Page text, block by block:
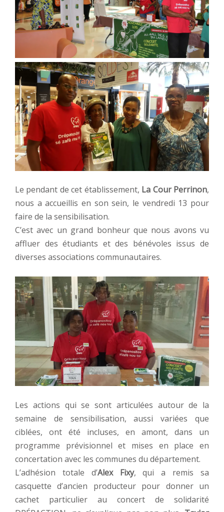
Le pendant de cet établissement, La Cour Perrinon,
nous a accueillis en son sein, le vendredi 13 pour
faire de la sensibilisation.
C’est avec un grand bonheur que nous avons vu
affluer des étudiants et des bénévoles issus de
diverses associations communautaires.
Les actions qui se sont articulées autour de la
semaine de sensibilisation, aussi variées que
ciblées, ont été incluses, en amont, dans un
programme prévisionnel et mises en place en
concertation avec les communes du département.
L’adhésion totale d’Alex Fixy, qui a remis sa
casquette d’ancien producteur pour donner un
cachet particulier au concert de solidarité